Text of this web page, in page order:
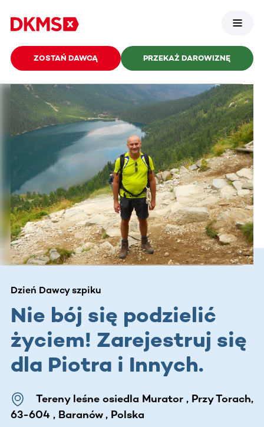
ZOSTAŃ DAWCĄ PRZEKAŻ DAROWIZNĘ
Dzień Dawcy szpiku
Nie bój się podzielić
życiem! Zarejestruj się
dla Piotra i Innych.
Tereny leśne osiedla Murator , Przy Torach,
63-604 , Baranów , Polska